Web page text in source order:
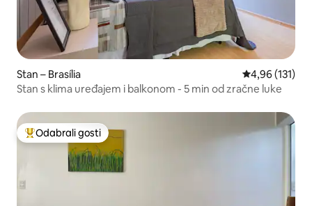
Stan – Brasília Prosječna
4,96 (131)
Stan s klima uređajem i balkonom - 5 min od zračne luke
Među najviše rangiranima s oznakom „Odabrali gosti”
Odabrali gosti